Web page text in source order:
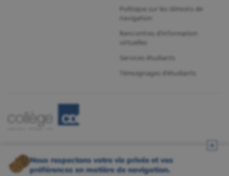
Politique sur les témoins de
navigation
Rencontres d'information
virtuelles
Services étudiants
Témoignages d'étudiants
Nous respectons votre vie privée et vos
préférences en matière de navigation.